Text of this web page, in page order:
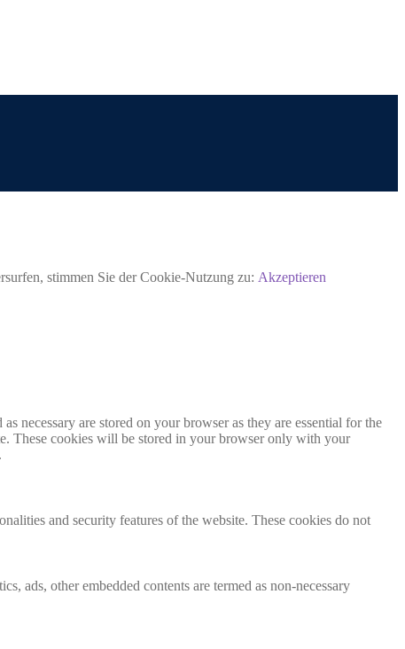
stimmen Sie der Cookie-Nutzung zu: Akzeptieren
necessary are stored on your browser as they are essential for the
These cookies will be stored in your browser only with your
and security features of the website. These cookies do not
ads, other embedded contents are termed as non-necessary